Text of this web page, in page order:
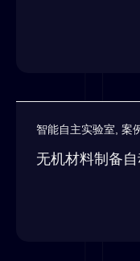
智能自主实验室, 案
无机材料制备